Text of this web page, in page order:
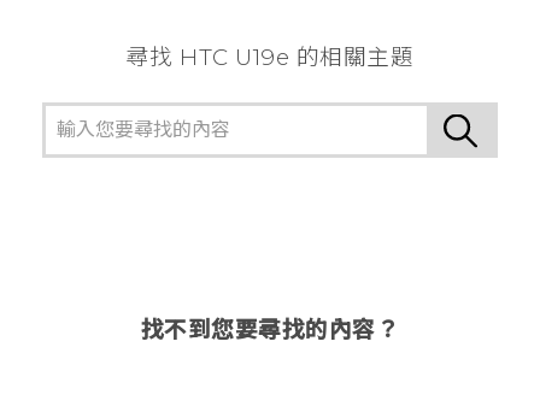
尋找 HTC U19e 的相關主題
找不到您要尋找的內容？